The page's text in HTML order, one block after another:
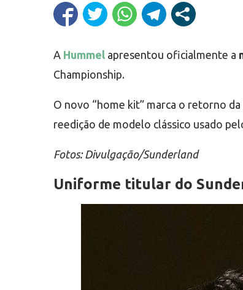
A Hummel apresentou oficialmente a
Championship.
O novo “home kit” marca o retorno
reedição de modelo clássico usado
Fotos: Divulgação/Sunderland
Uniforme titular do